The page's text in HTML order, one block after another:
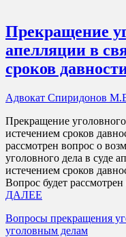
Прекращение
апелляции в
сроков
Адвокат Спиридонов
Прекращение
истечением сроков
рассмотрен вопрос о
уголовного дела в суде
истечением сроков
Вопрос будет
ДАЛЕЕ
Вопросы прекращения
уголовным делам